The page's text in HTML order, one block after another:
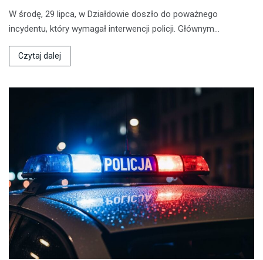
W środę, 29 lipca, w Działdowie doszło do poważnego
incydentu, który wymagał interwencji policji. Głównym…
Czytaj dalej